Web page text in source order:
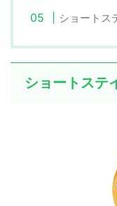
ショート
ショートステ